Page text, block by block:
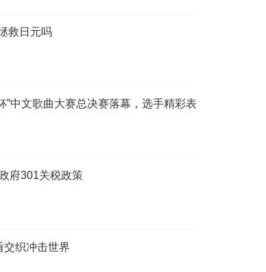
救日元吗
”中文歌曲大赛总决赛落幕，选手精彩表
府301关税政策
交织冲击世界